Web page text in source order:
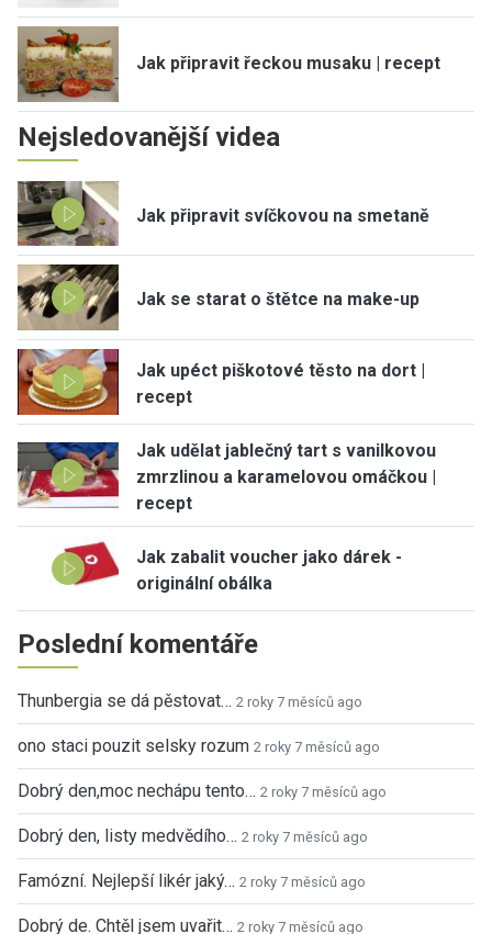
Jak připravit řeckou musaku | recept
Nejsledovanější videa
Jak připravit svíčkovou na smetaně
Jak se starat o štětce na make-up
Jak upéct piškotové těsto na dort |
recept
Jak udělat jablečný tart s vanilkovou
zmrzlinou a karamelovou omáčkou |
recept
Jak zabalit voucher jako dárek -
originální obálka
Poslední komentáře
Thunbergia se dá pěstovat… 2 roky 7 měsíců ago
ono staci pouzit selsky rozum 2 roky 7 měsíců ago
Dobrý den,moc nechápu tento… 2 roky 7 měsíců ago
Dobrý den, listy medvědího… 2 roky 7 měsíců ago
Famózní. Nejlepší likér jaký… 2 roky 7 měsíců ago
Dobrý de. Chtěl jsem uvařit… 2 roky 7 měsíců ago